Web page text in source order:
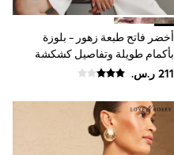
أخضر فاتح طبعة زهور - بلوزة
بأكمام طويلة وتفاصيل كشكشة